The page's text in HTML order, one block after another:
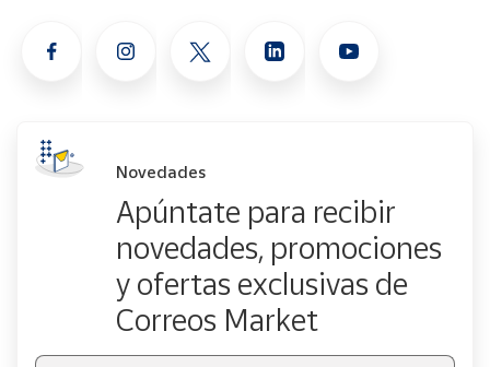
Novedades
Apúntate para recibir
novedades, promociones
y ofertas exclusivas de
Correos Market